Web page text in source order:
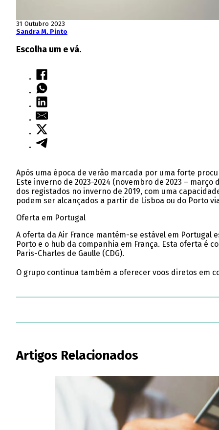
31 Outubro 2023
Sandra M. Pinto
Escolha um e vá.
Após uma época de verão marcada por uma forte
Este inverno de 2023-2024 (novembro de 2023 –
dos registados no inverno de 2019, com uma
podem ser alcançados a partir de Lisboa ou do Porto
Oferta em Portugal
A oferta da Air France mantém-se estável em Portugal
Porto e o hub da companhia em França. Esta oferta é
Paris-Charles de Gaulle (CDG).
O grupo continua também a oferecer voos diretos em
Artigos Relacionados